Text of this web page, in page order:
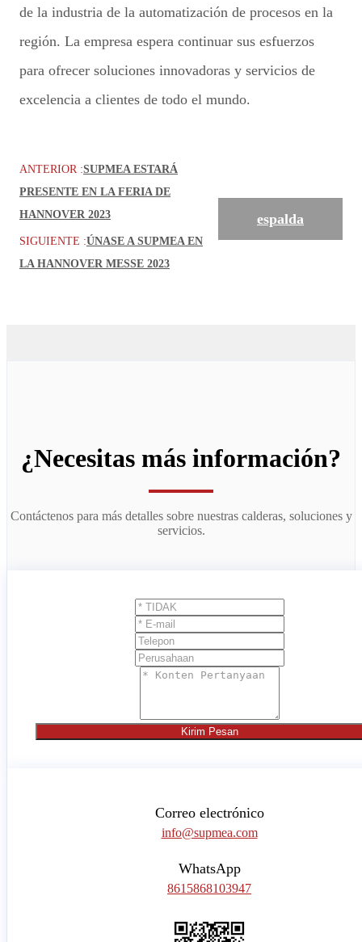
de la industria de la automatización de procesos en la
región. La empresa espera continuar sus esfuerzos
para ofrecer soluciones innovadoras y servicios de
excelencia a clientes de todo el mundo.
ANTERIOR :SUPMEA ESTARÁ
PRESENTE EN LA FERIA DE
HANNOVER 2023
SIGUIENTE :ÚNASE A SUPMEA EN
LA HANNOVER MESSE 2023
espalda
¿Necesitas más información?
Contáctenos para más detalles sobre nuestras calderas, soluciones y
servicios.
Kirim Pesan
Correo electrónico
info@supmea.com
WhatsApp
8615868103947